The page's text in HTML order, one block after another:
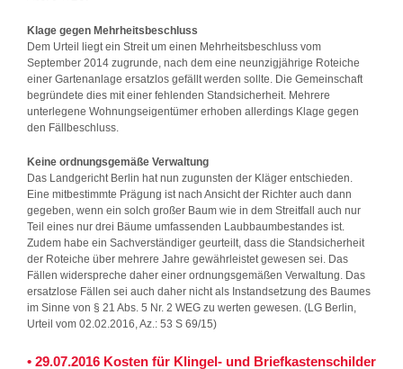
Klage gegen Mehrheitsbeschluss
Dem Urteil liegt ein Streit um einen Mehrheitsbeschluss vom
September 2014 zugrunde, nach dem eine neunzigjährige Roteiche
einer Gartenanlage ersatzlos gefällt werden sollte. Die Gemeinschaft
begründete dies mit einer fehlenden Standsicherheit. Mehrere
unterlegene Wohnungseigentümer erhoben allerdings Klage gegen
den Fällbeschluss.
Keine ordnungsgemäße Verwaltung
Das Landgericht Berlin hat nun zugunsten der Kläger entschieden.
Eine mitbestimmte Prägung ist nach Ansicht der Richter auch dann
gegeben, wenn ein solch großer Baum wie in dem Streitfall auch nur
Teil eines nur drei Bäume umfassenden Laubbaumbestandes ist.
Zudem habe ein Sachverständiger geurteilt, dass die Standsicherheit
der Roteiche über mehrere Jahre gewährleistet gewesen sei. Das
Fällen widerspreche daher einer ordnungsgemäßen Verwaltung. Das
ersatzlose Fällen sei auch daher nicht als Instandsetzung des Baumes
im Sinne von § 21 Abs. 5 Nr. 2 WEG zu werten gewesen. (LG Berlin,
Urteil vom 02.02.2016, Az.: 53 S 69/15)
• 29.07.2016 Kosten für Klingel- und Briefkastenschilder